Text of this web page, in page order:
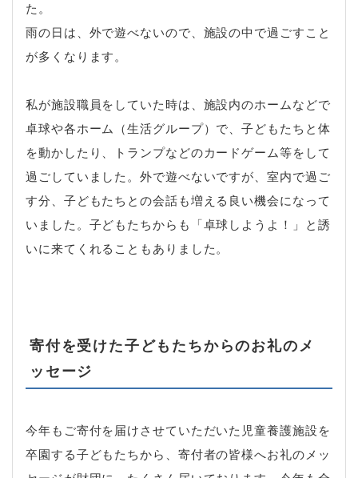
た。
雨の日は、外で遊べないので、施設の中で過ごすこと
が多くなります。
私が施設職員をしていた時は、施設内のホームなどで
卓球や各ホーム（生活グループ）で、子どもたちと体
を動かしたり、トランプなどのカードゲーム等をして
過ごしていました。外で遊べないですが、室内で過ご
す分、子どもたちとの会話も増える良い機会になって
いました。子どもたちからも「卓球しようよ！」と誘
いに来てくれることもありました。
寄付を受けた子どもたちからのお礼のメ
ッセージ
今年もご寄付を届けさせていただいた児童養護施設を
卒園する子どもたちから、寄付者の皆様へお礼のメッ